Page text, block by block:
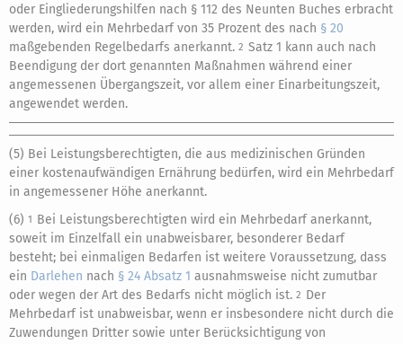
oder Eingliederungshilfen nach § 112 des Neunten Buches erbracht
werden, wird ein Mehrbedarf von 35 Prozent des nach § 20
maßgebenden Regelbedarfs anerkannt. 2 Satz 1 kann auch nach
Beendigung der dort genannten Maßnahmen während einer
angemessenen Übergangszeit, vor allem einer Einarbeitungszeit,
angewendet werden.
(5) Bei Leistungsberechtigten, die aus medizinischen Gründen
einer kostenaufwändigen Ernährung bedürfen, wird ein Mehrbedarf
in angemessener Höhe anerkannt.
(6) 1
Bei Leistungsberechtigten wird ein Mehrbedarf anerkannt,
soweit im Einzelfall ein unabweisbarer, besonderer Bedarf
besteht; bei einmaligen Bedarfen ist weitere Voraussetzung, dass
ein Darlehen nach § 24 Absatz 1 ausnahmsweise nicht zumutbar
oder wegen der Art des Bedarfs nicht möglich ist. 2 Der
Mehrbedarf ist unabweisbar, wenn er insbesondere nicht durch die
Zuwendungen Dritter sowie unter Berücksichtigung von